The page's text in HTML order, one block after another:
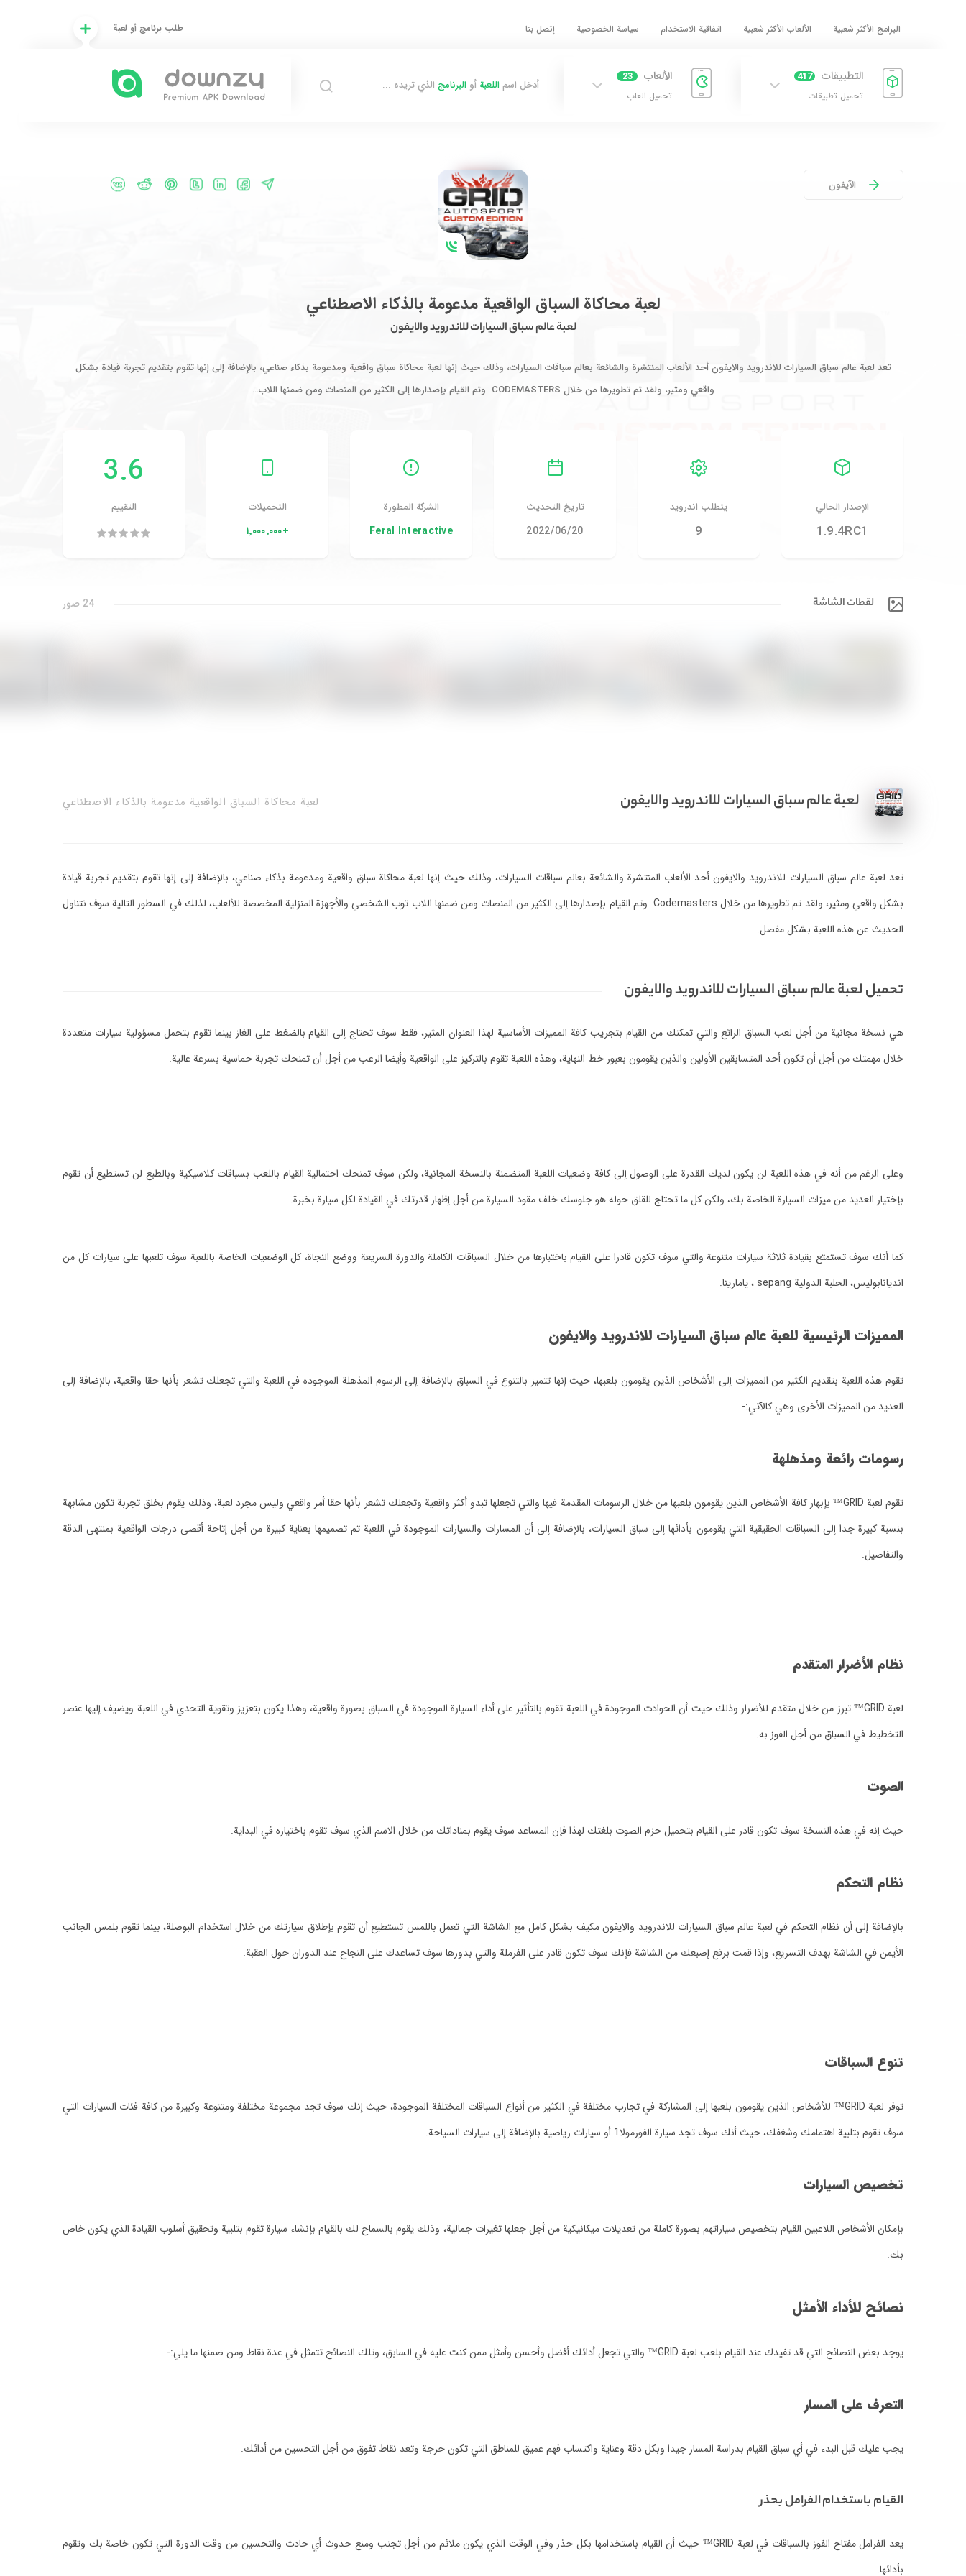
البرامج الأكثر شعبية الألعاب الأكثر شعبية اتفاقية الاستخدام سياسة الخصوصية إتصل بنا طلب برنامج أو لعبة
التطبيقات 417
تحميل تطبيقات
الألعاب 23
تحميل العاب
أدخل اسم اللعبة أو البرنامج الذي تريده ...
الآيفون
لعبة محاكاة السباق الواقعية مدعومة بالذكاء الاصطناعي
لعبة عالم سباق السيارات للاندرويد والايفون
تعد لعبة عالم سباق السيارات للاندرويد والايفون أحد الألعاب المنتشرة والشائعة بعالم سباقات السيارات، وذلك حيث إنها لعبة محاكاة سباق واقعية ومدعومة بذكاء صناعي، بالإضافة إلى إنها تقوم بتقديم تجربة قيادة بشكل
واقعي ومثير، ولقد تم تطويرها من خلال CODEMASTERS وتم القيام بإصدارها إلى الكثير من المنصات ومن ضمنها اللاب…
الإصدار الحالي
1.9.4RC1
يتطلب اندرويد
9
تاريخ التحديث
20‏/06‏/2022
الشركة المطورة
Feral Interactive
التحميلات
+١٬٠٠٠٬٠٠٠
3.6
التقييم
لقطات الشاشة 24 صور
لعبة عالم سباق السيارات للاندرويد والايفون لعبة محاكاة السباق الواقعية مدعومة بالذكاء الاصطناعي
تعد لعبة عالم سباق السيارات للاندرويد والايفون أحد الألعاب المنتشرة والشائعة بعالم سباقات السيارات، وذلك حيث إنها لعبة محاكاة سباق واقعية ومدعومة بذكاء صناعي، بالإضافة إلى إنها تقوم بتقديم تجربة قيادة
بشكل واقعي ومثير، ولقد تم تطويرها من خلال Codemasters وتم القيام بإصدارها إلى الكثير من المنصات ومن ضمنها اللاب توب الشخصي والأجهزة المنزلية المخصصة للألعاب، لذلك في السطور التالية سوف نتناول
الحديث عن هذه اللعبة بشكل مفصل.
تحميل لعبة عالم سباق السيارات للاندرويد والايفون
هي نسخة مجانية من أجل لعب السباق الرائع والتي تمكنك من القيام بتجريب كافة المميزات الأساسية لهذا العنوان المثير، فقط سوف تحتاج إلى القيام بالضغط على الغاز بينما تقوم بتحمل مسؤولية سيارات متعددة
خلال مهمتك من أجل أن تكون أحد المتسابقين الأولين والذين يقومون بعبور خط النهاية، وهذه اللعبة تقوم بالتركيز على الواقعية وأيضا الرعب من أجل أن تمنحك تجربة حماسية بسرعة عالية.
وعلى الرغم من أنه في هذه اللعبة لن يكون لديك القدرة على الوصول إلى كافة وضعيات اللعبة المتضمنة بالنسخة المجانية، ولكن سوف تمنحك احتمالية القيام باللعب بسباقات كلاسيكية وبالطبع لن تستطيع أن تقوم
بإختيار العديد من ميزات السيارة الخاصة بك، ولكن كل ما تحتاج للقلق حوله هو جلوسك خلف مقود السيارة من أجل إظهار قدرتك في القيادة لكل سيارة بخبرة.
كما أنك سوف تستمتع بقيادة ثلاثة سيارات متنوعة والتي سوف تكون قادرا على القيام باختبارها من خلال السباقات الكاملة والدورة السريعة ووضع النجاة، كل الوضعيات الخاصة باللعبة سوف تلعبها على سيارات كل من
انديانابوليس، الحلبة الدولية sepang ، يامارينا.
المميزات الرئيسية للعبة عالم سباق السيارات للاندرويد والايفون
تقوم هذه اللعبة بتقديم الكثير من المميزات إلى الأشخاص الذين يقومون بلعبها، حيث إنها تتميز بالتنوع في السباق بالإضافة إلى الرسوم المذهلة الموجوده في اللعبة والتي تجعلك تشعر بأنها حقا واقعية، بالإضافة إلى
العديد من المميزات الأخرى وهي كالآتي:-
رسومات رائعة ومذهلهة
تقوم لعبة GRID™ بإبهار كافة الأشخاص الذين يقومون بلعبها من خلال الرسومات المقدمة فيها والتي تجعلها تبدو أكثر واقعية وتجعلك تشعر بأنها حقا أمر واقعي وليس مجرد لعبة، وذلك يقوم بخلق تجربة تكون مشابهة
بنسبة كبيرة جدا إلى السباقات الحقيقية التي يقومون بأدائها إلى سباق السيارات، بالإضافة إلى أن المسارات والسيارات الموجودة في اللعبة تم تصميمها بعناية كبيرة من أجل إتاحة أقصى درجات الواقعية بمنتهى الدقة
والتفاصيل.
نظام الأضرار المتقدم
لعبة GRID™ تبرز من خلال متقدم للأضرار وذلك حيث أن الحوادث الموجودة في اللعبة تقوم بالتأثير على أداء السيارة الموجودة في السباق بصورة واقعية، وهذا يكون بتعزيز وتقوية التحدي في اللعبة ويضيف إليها عنصر
التخطيط في السباق من أجل الفوز به.
الصوت
حيث إنه في هذه النسخة سوف تكون قادر على القيام بتحميل حزم الصوت بلغتك لهذا فإن المساعد سوف يقوم بمناداتك من خلال الاسم الذي سوف تقوم باختياره في البداية.
نظام التحكم
بالإضافة إلى أن نظام التحكم في لعبة عالم سباق السيارات للاندرويد والايفون مكيف بشكل كامل مع الشاشة التي تعمل باللمس تستطيع أن تقوم بإطلاق سيارتك من خلال استخدام البوصلة، بينما تقوم بلمس الجانب
الأيمن في الشاشة بهدف التسريع، وإذا قمت برفع إصبعك من الشاشة فإنك سوف تكون قادر على الفرملة والتي بدورها سوف تساعدك على النجاح عند الدوران حول العقبة.
تنوع السباقات
توفر لعبة GRID™ للأشخاص الذين يقومون بلعبها إلى المشاركة في تجارب مختلفة في الكثير من أنواع السباقات المختلفة الموجودة، حيث إنك سوف تجد مجموعة مختلفة ومتنوعة وكبيرة من كافة فئات السيارات التي
سوف تقوم بتلبية اهتمامك وشغفك، حيث أنك سوف تجد سيارة الفورمولا1 أو سيارات رياضية بالإضافة إلى سيارات السياحة.
تخصيص السيارات
بإمكان الأشخاص اللاعبين القيام بتخصيص سياراتهم بصورة كاملة من تعديلات ميكانيكية من أجل جعلها تغيرات جمالية، وذلك يقوم بالسماح لك بالقيام بإنشاء سيارة تقوم بتلبية وتحقيق أسلوب القيادة الذي يكون خاص
بك.
نصائح للأداء الأمثل
يوجد بعض النصائح التي قد تفيدك عند القيام بلعب لعبة GRID™ والتي تجعل أدائك أفضل وأحسن وأمثل ممن كنت عليه في السابق، وتلك النصائح تتمثل في عدة نقاط ومن ضمنها ما يلي:-
التعرف على المسار
يجب عليك قبل البدء في أي سباق القيام بدراسة المسار جيدا وبكل دقة وعناية واكتساب فهم عميق للمناطق التي تكون حرجة وتعد نقاط تفوق من أجل التحسين من أدائك.
القيام باستخدام الفرامل بحذر
يعد الفرامل مفتاح الفوز بالسباقات في لعبة GRID™ حيث أن القيام باستخدامها بكل حذر وفي الوقت الذي يكون ملائم من أجل تجنب ومنع حدوث أي حادث والتحسين من وقت الدورة التي تكون خاصة بك وتقوم
بأدائها.